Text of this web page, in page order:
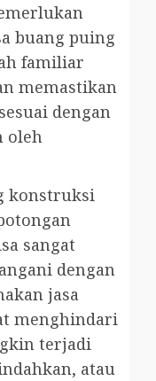
buang puing
familiar
memastikan
dengan
oleh
konstruksi
sangat
dengan
jasa
menghindari
terjadi
atau